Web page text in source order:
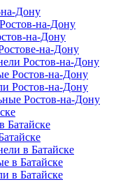
Дону
на-Дону
на-Дону
на-Дону
Ростов-на-Дону
Ростов-на-Дону
Ростов-на-Дону
Ростов-на-Дону
Батайске
в Батайске
в Батайске
в Батайске